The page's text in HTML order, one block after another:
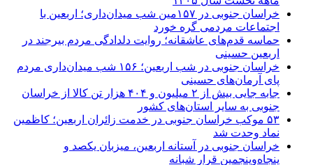
خراسان جنوبی در ۱۵۷مین شب میدان‌داری؛ اربعین با
اجتماعات مردمی گره خورد
حماسه قدم‌های عاشقانه؛ روایت دلدادگی مردم بیرجند در
اربعین حسینی
خراسان جنوبی در شب اربعین؛ ۱۵۶ شب میدان‌داری مردم
پای آرمان‌های حسینی
جابه جایی بیش از ۲ میلیون و ۴۰۴ هزار تن کالا از خراسان
جنوبی به سایر استان‌های کشور
۵۳ موکب خراسان جنوبی در خدمت زائران اربعین؛ کاظمین
نماد وحدت شد
خراسان جنوبی در آستانه اربعین، میزبان یکصد و
پنجاه‌وپنجمین قرار شبانه